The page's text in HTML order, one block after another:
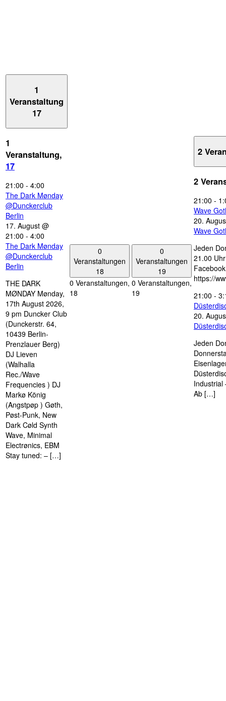
1
Veranstaltung
17
1
Veranstaltung,
17
21:00 - 4:00
The Dark Mønday
@Dunckerclub
Berlin
17. August @
21:00 - 4:00
The Dark Mønday
@Dunckerclub
Berlin
THE DARK
MØNDAY Mønday,
17th August 2026,
9 pm Duncker Club
(Dunckerstr. 64,
10439 Berlin-
Prenzlauer Berg)
DJ Lieven
(Walhalla
Rec./Wave
Frequencies ) DJ
Markø König
(Angstpøp ) Gøth,
Pøst-Punk, New
Dark Cøld Synth
Wave, Minimal
Electrønics, EBM
Stay tuned: – […]
0
Veranstaltungen
18
0 Veranstaltungen,
18
0
Veranstaltungen
19
0 Veranstaltungen,
19
2
2
21:00 -
Wave
20.
Wave
Jeden
21.00
https://
21:00 -
20.
Jeden
Industrial
Ab […]